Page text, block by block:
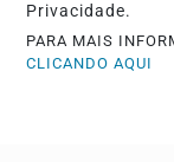
Jornal
Privacidade.
PARA MAIS
CLICANDO AQUI